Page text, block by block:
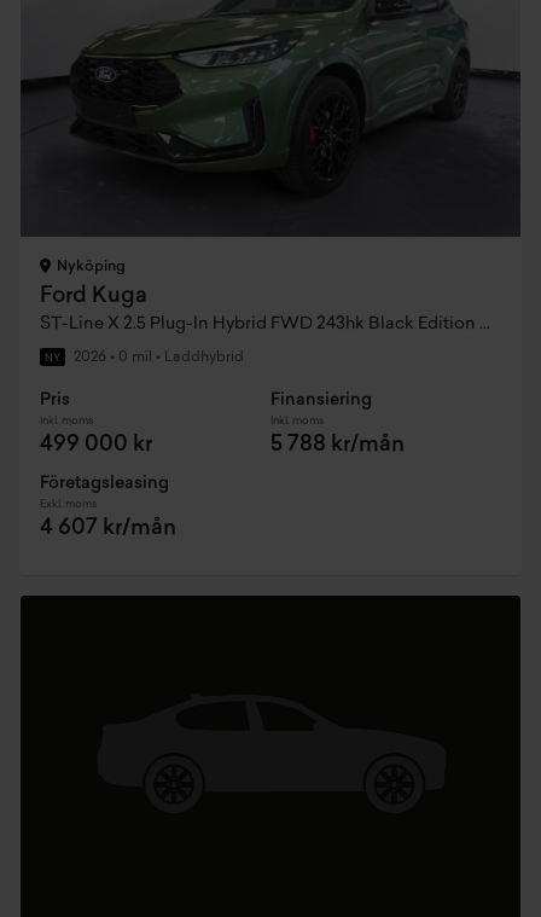
Nyköping
Ford Kuga
ST-Line X 2.5 Plug-In Hybrid FWD 243hk Black Edition CVT
NY 2026 • 0 mil • Laddhybrid
Pris
Inkl. moms
499 000 kr
Finansiering
Inkl. moms
5 788 kr/mån
Företagsleasing
Exkl. moms
4 607 kr/mån